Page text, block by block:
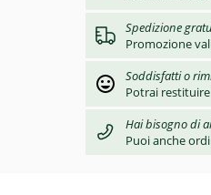
Spedizione
Promozione
Soddisfatti o
Potrai
Hai bisogno di
Puoi anche